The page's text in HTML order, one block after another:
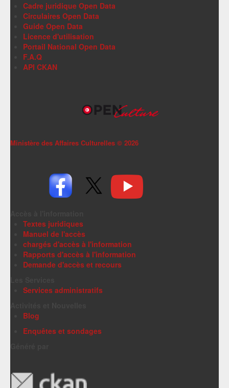
Cadre juridique Open Data
Circulaires Open Data
Guide Open Data
Licence d'utilisation
Portail National Open Data
F.A.Q
API CKAN
Ministère des Affaires Culturelles © 2026
Textes juridiques
Manuel de l'accès
chargés d'accès à l'information
Rapports d'accès à l'information
Demande d'accès et recours
Services administratifs
Blog
Enquêtes et sondages